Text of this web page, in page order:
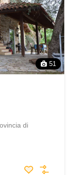
51
di